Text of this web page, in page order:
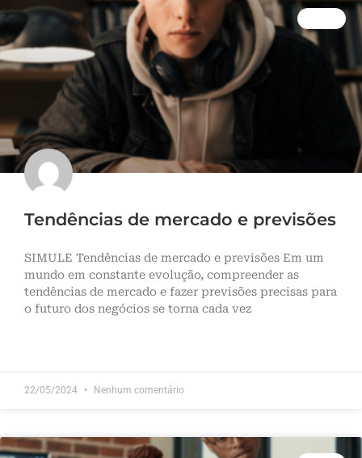
Tendências de mercado e previsões
SIMULE Tendências de mercado e previsões Em um
mundo em constante evolução, compreender as
tendências de mercado e fazer previsões precisas para
o futuro dos negócios se torna cada vez
22/05/2024 Nenhum comentário